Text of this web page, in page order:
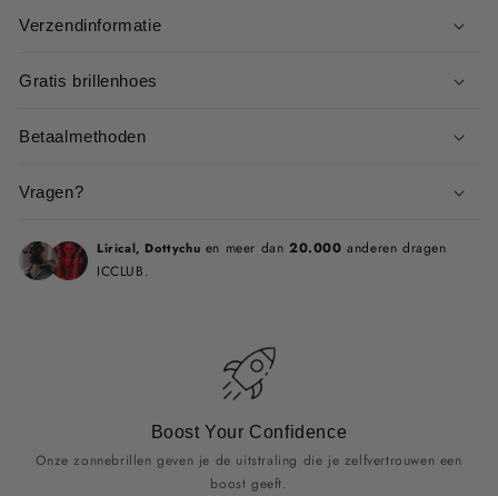
Verzendinformatie
Gratis brillenhoes
Betaalmethoden
Vragen?
Lirical, Dottychu en meer dan 20.000 anderen dragen
ICCLUB.
Boost Your Confidence
Onze zonnebrillen geven je de uitstraling die je zelfvertrouwen een
boost geeft.